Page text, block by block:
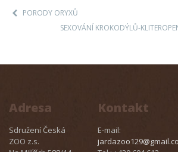
PORODY ORYXŮ
SEXOVÁNÍ KROKODÝLŮ-
Adresa
Sdružení Česká
ZOO z.s.
Kontakt
E-mail: